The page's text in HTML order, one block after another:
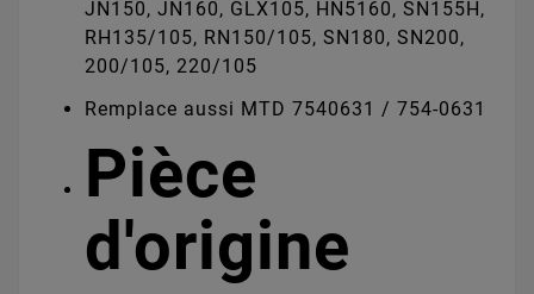
JN150, JN160, GLX105, HN5160, SN155H,
RH135/105, RN150/105, SN180, SN200,
200/105, 220/105
Remplace aussi MTD 7540631 / 754-0631
Pièce
d'origine